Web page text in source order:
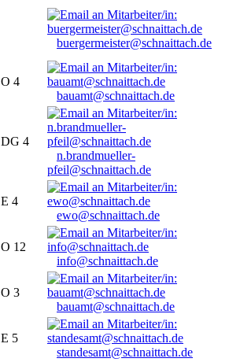
buergermeister@schnaittach.de
O 4
bauamt@schnaittach.de
DG 4
n.brandmueller-
pfeil@schnaittach.de
E 4
ewo@schnaittach.de
O 12
info@schnaittach.de
O 3
bauamt@schnaittach.de
E 5
standesamt@schnaittach.de